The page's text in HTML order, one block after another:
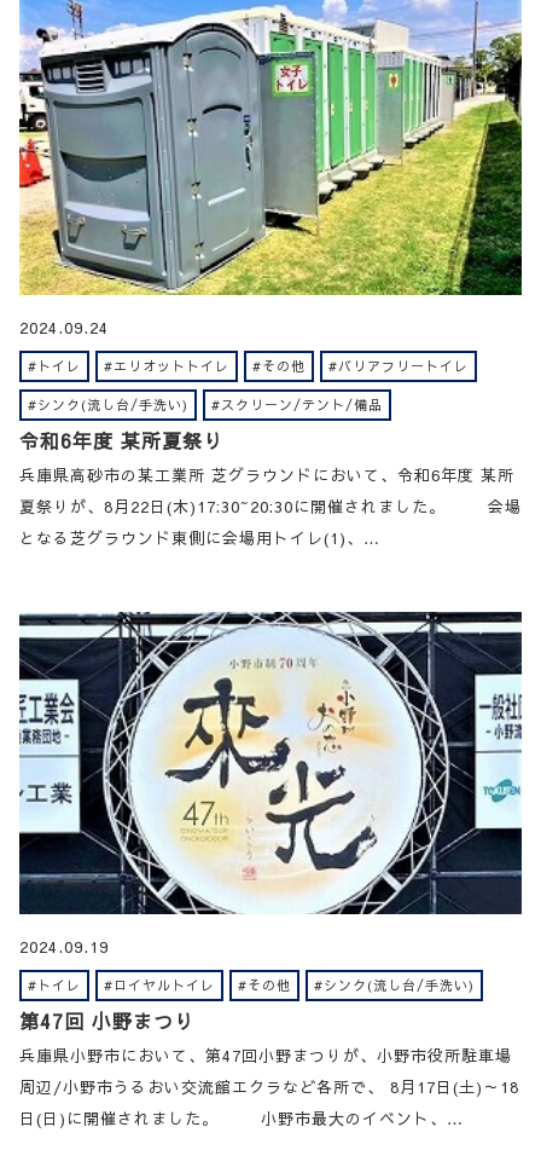
2024.09.24
#トイレ #エリオットトイレ #その他 #バリアフリートイレ
#シンク(流し台/手洗い) #スクリーン/テント/備品
令和6年度 某所夏祭り
兵庫県高砂市の某工業所 芝グラウンドにおいて、令和6年度 某所
夏祭りが、8月22日(木)17:30~20:30に開催されました。 会場
となる芝グラウンド東側に会場用トイレ(1)、…
2024.09.19
#トイレ #ロイヤルトイレ #その他 #シンク(流し台/手洗い)
第47回 小野まつり
兵庫県小野市において、第47回小野まつりが、小野市役所駐車場
周辺/小野市うるおい交流館エクラなど各所で、 8月17日(土)～18
日(日)に開催されました。 小野市最大のイベント、…